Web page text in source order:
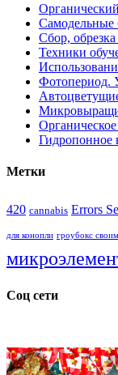
Самодельные
Сбор,
Техники
Фотопериод.
Гидропонное
Метки
420 cannabis Errors
для конопли гроубокс
Соц сети